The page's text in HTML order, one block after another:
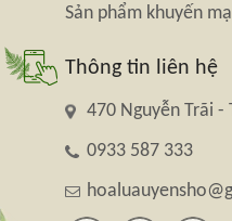
Sản phẩm khuyến
Thông tin liên hệ
470 Nguyễn Trãi -
0933 587 333